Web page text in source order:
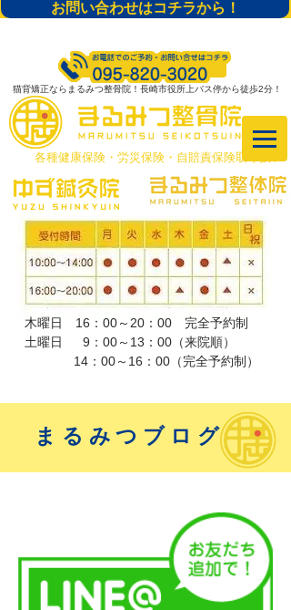
お問い合わせはコチラから！
猫背矯正ならまるみつ整骨院！長崎市役所上バス停から徒歩2分！
​各種健康保険・労災保険・自賠責保険取り扱い
木曜日 16：00～20：00 完全予約制
土曜日 9：00～13：00（来院順）
​ 14：00～16：00（完全予約制）
まるみつブログ